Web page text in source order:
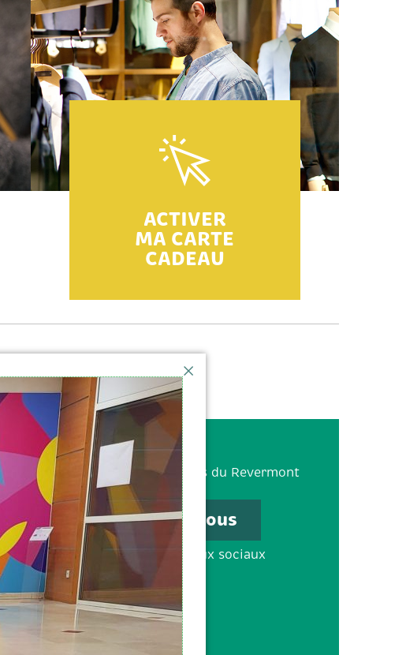
ACTIVER
MA CARTE
CADEAU
1380 Boulevard des Crêtes du Revermont
01000 Bourg-en-Bresse
Contactez-nous
Suivez-nous sur les réseaux sociaux